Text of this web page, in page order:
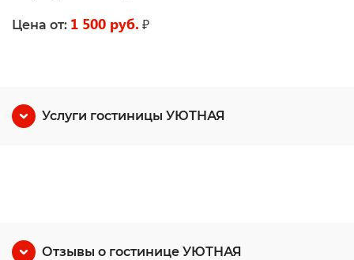
Цена от: 1 500 руб. ₽
Услуги гостиницы УЮТНАЯ
Отзывы о гостинице УЮТНАЯ